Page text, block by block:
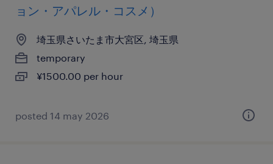
ョン・アパレル・コスメ）
埼玉県さいたま市大宮区, 埼玉県
temporary
¥1500.00 per hour
posted 14 may 2026